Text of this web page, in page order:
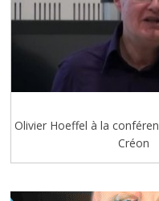
Olivier Hoeffel à la
Créon